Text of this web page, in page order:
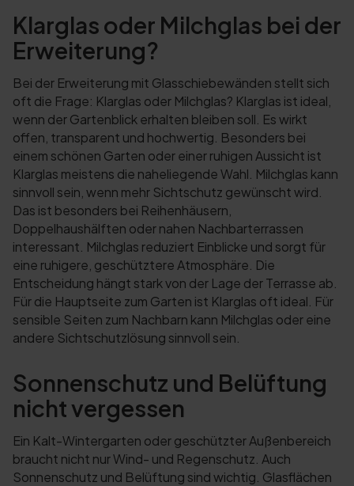
Klarglas oder Milchglas bei der
Erweiterung?
Bei der Erweiterung mit Glasschiebewänden stellt sich
oft die Frage: Klarglas oder Milchglas? Klarglas ist ideal,
wenn der Gartenblick erhalten bleiben soll. Es wirkt
offen, transparent und hochwertig. Besonders bei
einem schönen Garten oder einer ruhigen Aussicht ist
Klarglas meistens die naheliegende Wahl. Milchglas kann
sinnvoll sein, wenn mehr Sichtschutz gewünscht wird.
Das ist besonders bei Reihenhäusern,
Doppelhaushälften oder nahen Nachbarterrassen
interessant. Milchglas reduziert Einblicke und sorgt für
eine ruhigere, geschütztere Atmosphäre. Die
Entscheidung hängt stark von der Lage der Terrasse ab.
Für die Hauptseite zum Garten ist Klarglas oft ideal. Für
sensible Seiten zum Nachbarn kann Milchglas oder eine
andere Sichtschutzlösung sinnvoll sein.
Sonnenschutz und Belüftung
nicht vergessen
Ein Kalt-Wintergarten oder geschützter Außenbereich
braucht nicht nur Wind- und Regenschutz. Auch
Sonnenschutz und Belüftung sind wichtig. Glasflächen